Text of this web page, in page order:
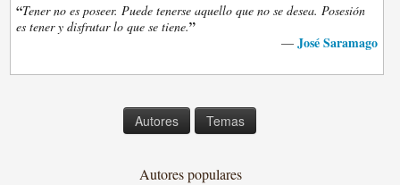
“Tener no es poseer. Puede tenerse aquello que no se desea. Posesión
es tener y disfrutar lo que se tiene.”
— José Saramago
Autores Temas
Autores populares